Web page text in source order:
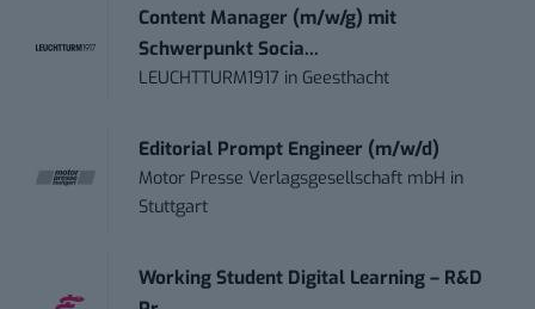
Content Manager (m/w/g) mit
Schwerpunkt Socia...
LEUCHTTURM1917 in Geesthacht
Editorial Prompt Engineer (m/w/d)
Motor Presse Verlagsgesellschaft mbH in
Stuttgart
Working Student Digital Learning – R&D